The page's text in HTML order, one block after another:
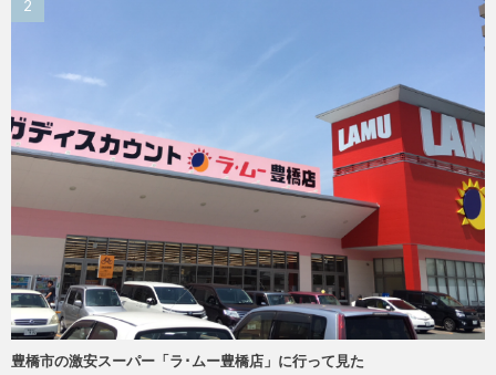
豊橋市の激安スーパー「ラ･ムー豊橋店」に行って見た